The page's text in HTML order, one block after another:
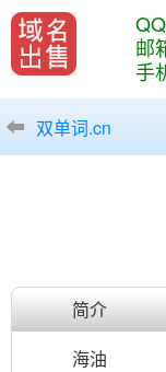
QQ
邮
手
双单词.cn
简介
海油